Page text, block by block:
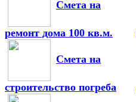
Смета на
ремонт дома 100 кв.м.
Смета на
строительство погреба